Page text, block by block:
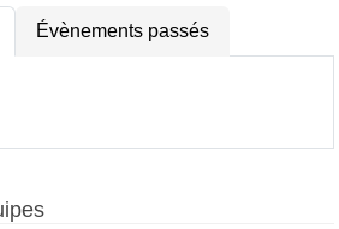
Évènements passés